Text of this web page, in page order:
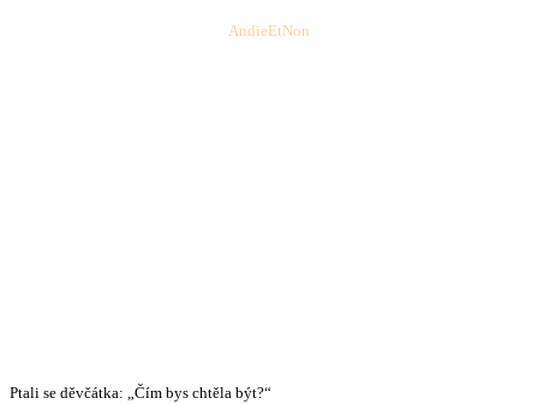
AndieEtNon
Ptali se děvčátka: „Čím bys chtěla být?“